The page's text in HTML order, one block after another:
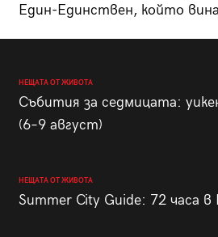
Един-Единствен, който
НЕЩАТА ОТ ЖИВОТА
Събития за седмицата:
(6–9 август)
НЕЩАТА ОТ ЖИВОТА
Summer City Guide: 72 часа в